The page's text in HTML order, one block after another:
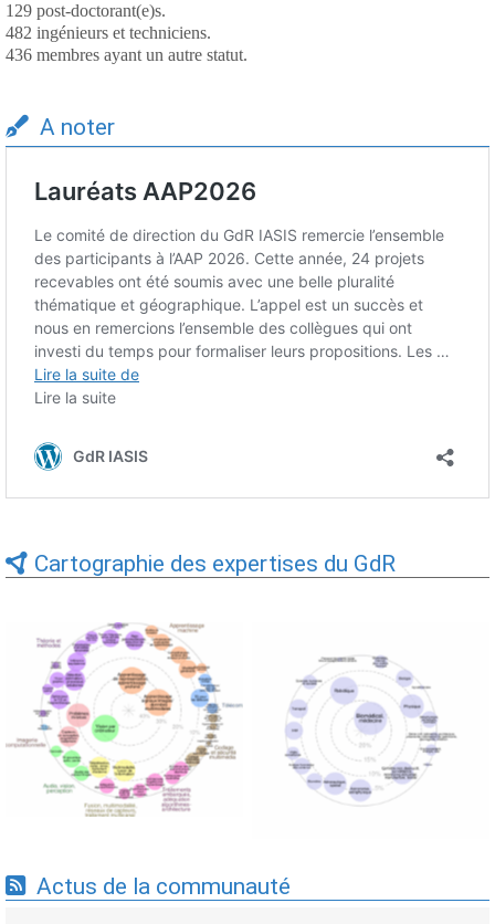
129 post-doctorant(e)s.
482 ingénieurs et techniciens.
436 membres ayant un autre statut.
A noter
Cartographie des expertises du GdR
Expertises du GdR -
cartographie par Axes -
19/09/2025
Expertises du GdR -
cartographie par mots-clés
applicatifs - 19/09/2025
Actus de la communauté